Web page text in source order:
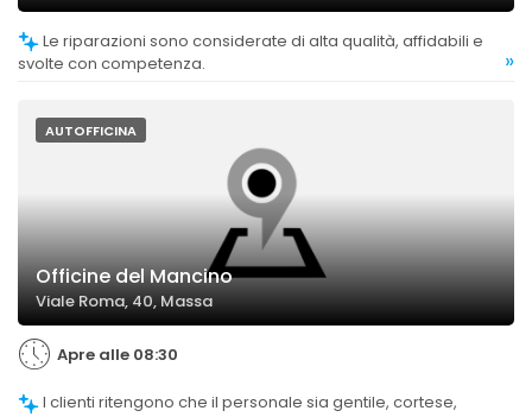
svolte con competenza.
»
AUTOFFICINA
Officine del Mancino
Viale Roma, 40, Massa
Apre alle 08:30